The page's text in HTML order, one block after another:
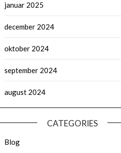
januar 2025
december 2024
oktober 2024
september 2024
august 2024
CATEGORIES
Blog